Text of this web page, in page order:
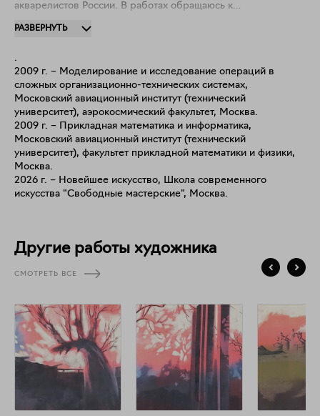
акварелистов России. В работах обращаюсь к
заводам, мастерским и домам. Рассматриваю их как
исчезновением и возможностью новой жизни. Фиксируя
трещины, разрушения и следы времени, я показываю, как
несовершенство становится частью памяти пространства.
Для меня архитектура — метафора человеческого опыта, где
утрата и трансформация оставляют видимые следы.
РАЗВЕРНУТЬ
.
2009 г. – Моделирование и исследование операций в
сложных организационно-технических системах,
Московский авиационный институт (технический
университет), аэрокосмический факультет, Москва.
2009 г. – Прикладная математика и информатика,
Московский авиационный институт (технический
университет), факультет прикладной математики и физики,
Москва.
2026 г. – Новейшее искусство, Школа современного
искусства "Свободные мастерские", Москва.
Другие работы художника
СМОТРЕТЬ ВСЕ